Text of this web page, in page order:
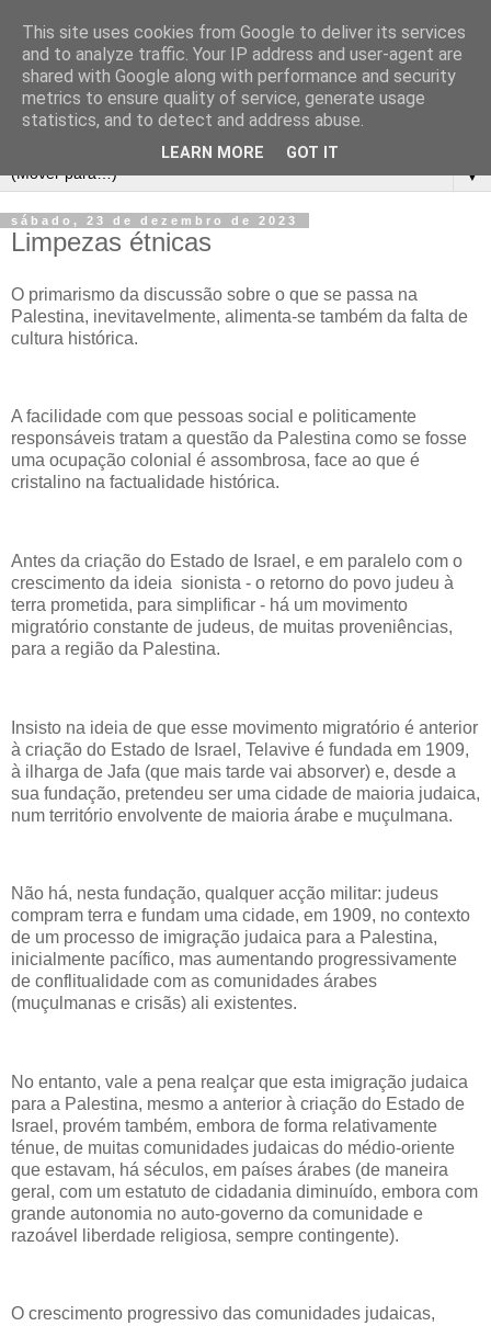
▼
sábado, 23 de dezembro de 2023
Limpezas étnicas
O primarismo da discussão sobre o que se passa na
Palestina, inevitavelmente, alimenta-se também da falta de
cultura histórica.
A facilidade com que pessoas social e politicamente
responsáveis tratam a questão da Palestina como se fosse
uma ocupação colonial é assombrosa, face ao que é
cristalino na factualidade histórica.
Antes da criação do Estado de Israel, e em paralelo com o
crescimento da ideia sionista - o retorno do povo judeu à
terra prometida, para simplificar - há um movimento
migratório constante de judeus, de muitas proveniências,
para a região da Palestina.
Insisto na ideia de que esse movimento migratório é anterior
à criação do Estado de Israel, Telavive é fundada em 1909,
à ilharga de Jafa (que mais tarde vai absorver) e, desde a
sua fundação, pretendeu ser uma cidade de maioria judaica,
num território envolvente de maioria árabe e muçulmana.
Não há, nesta fundação, qualquer acção militar: judeus
compram terra e fundam uma cidade, em 1909, no contexto
de um processo de imigração judaica para a Palestina,
inicialmente pacífico, mas aumentando progressivamente
de conflitualidade com as comunidades árabes
(muçulmanas e crisãs) ali existentes.
No entanto, vale a pena realçar que esta imigração judaica
para a Palestina, mesmo a anterior à criação do Estado de
Israel, provém também, embora de forma relativamente
ténue, de muitas comunidades judaicas do médio-oriente
que estavam, há séculos, em países árabes (de maneira
geral, com um estatuto de cidadania diminuído, embora com
grande autonomia no auto-governo da comunidade e
razoável liberdade religiosa, sempre contingente).
O crescimento progressivo das comunidades judaicas,
This site uses cookies from Google to deliver its services
and to analyze traffic. Your IP address and user-agent are
shared with Google along with performance and security
metrics to ensure quality of service, generate usage
statistics, and to detect and address abuse.
LEARN MORE GOT IT